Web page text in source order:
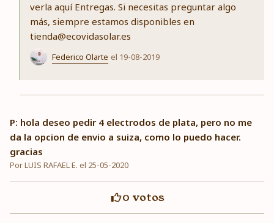
verla aquí Entregas. Si necesitas preguntar algo
más, siempre estamos disponibles en
tienda@ecovidasolar.es
Federico Olarte el 19-08-2019
P: hola deseo pedir 4 electrodos de plata, pero no me
da la opcion de envio a suiza, como lo puedo hacer.
gracias
Por LUIS RAFAEL E. el 25-05-2020
0 votos